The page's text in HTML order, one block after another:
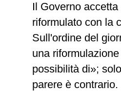
Il Governo
riformulato con la
Sull'ordine del
una
possibilità di»;
parere è contrario.